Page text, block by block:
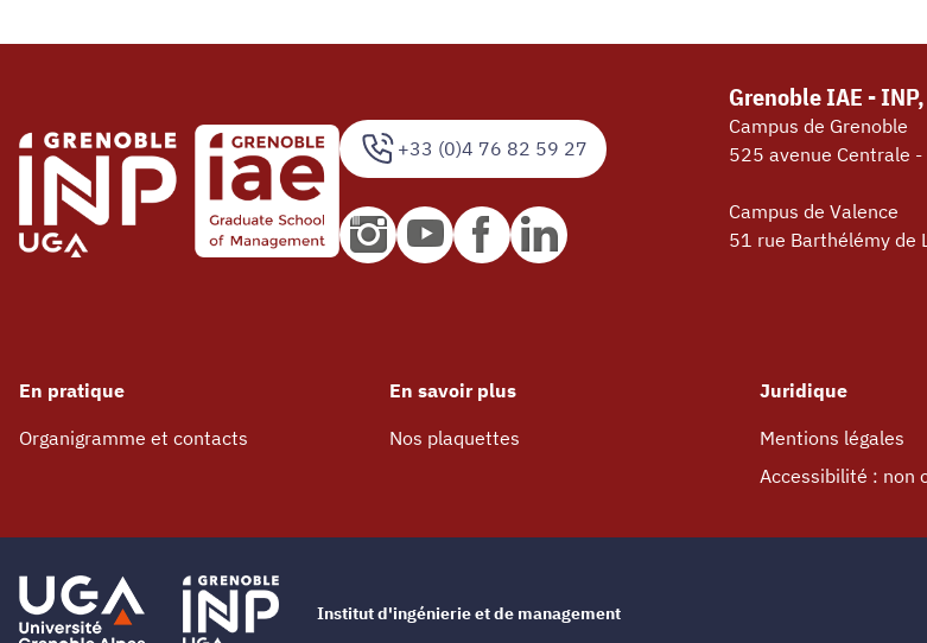
+33 (0)4 76 82 59 27
Grenoble IAE -
Campus de Grenoble
525 avenue Centrale
Campus de Valence
51 rue Barthélémy de
En pratique
Organigramme et contacts
En savoir plus
Nos plaquettes
Juridique
Mentions légales
Accessibilité : non
Institut d'ingénierie et de management